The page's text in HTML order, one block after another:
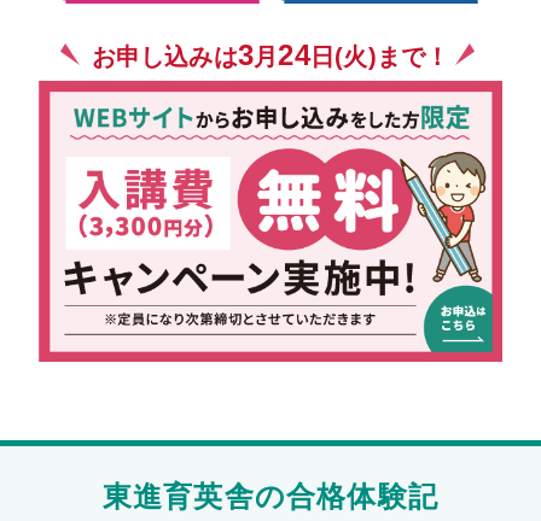
お申し込みは3月24日(火)まで！
東進育英舎の合格体験記